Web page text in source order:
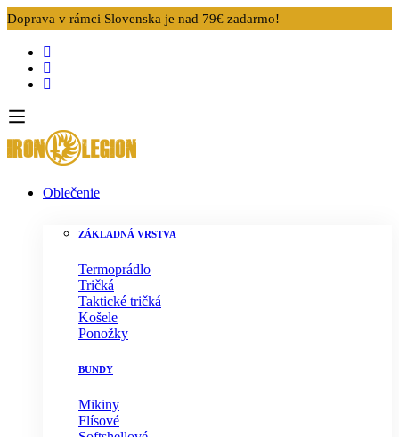
Doprava v rámci Slovenska je nad 79€ zadarmo!
Oblečenie
ZÁKLADNÁ VRSTVA
Termoprádlo
Tričká
Taktické tričká
Košele
Ponožky
BUNDY
Mikiny
Flísové